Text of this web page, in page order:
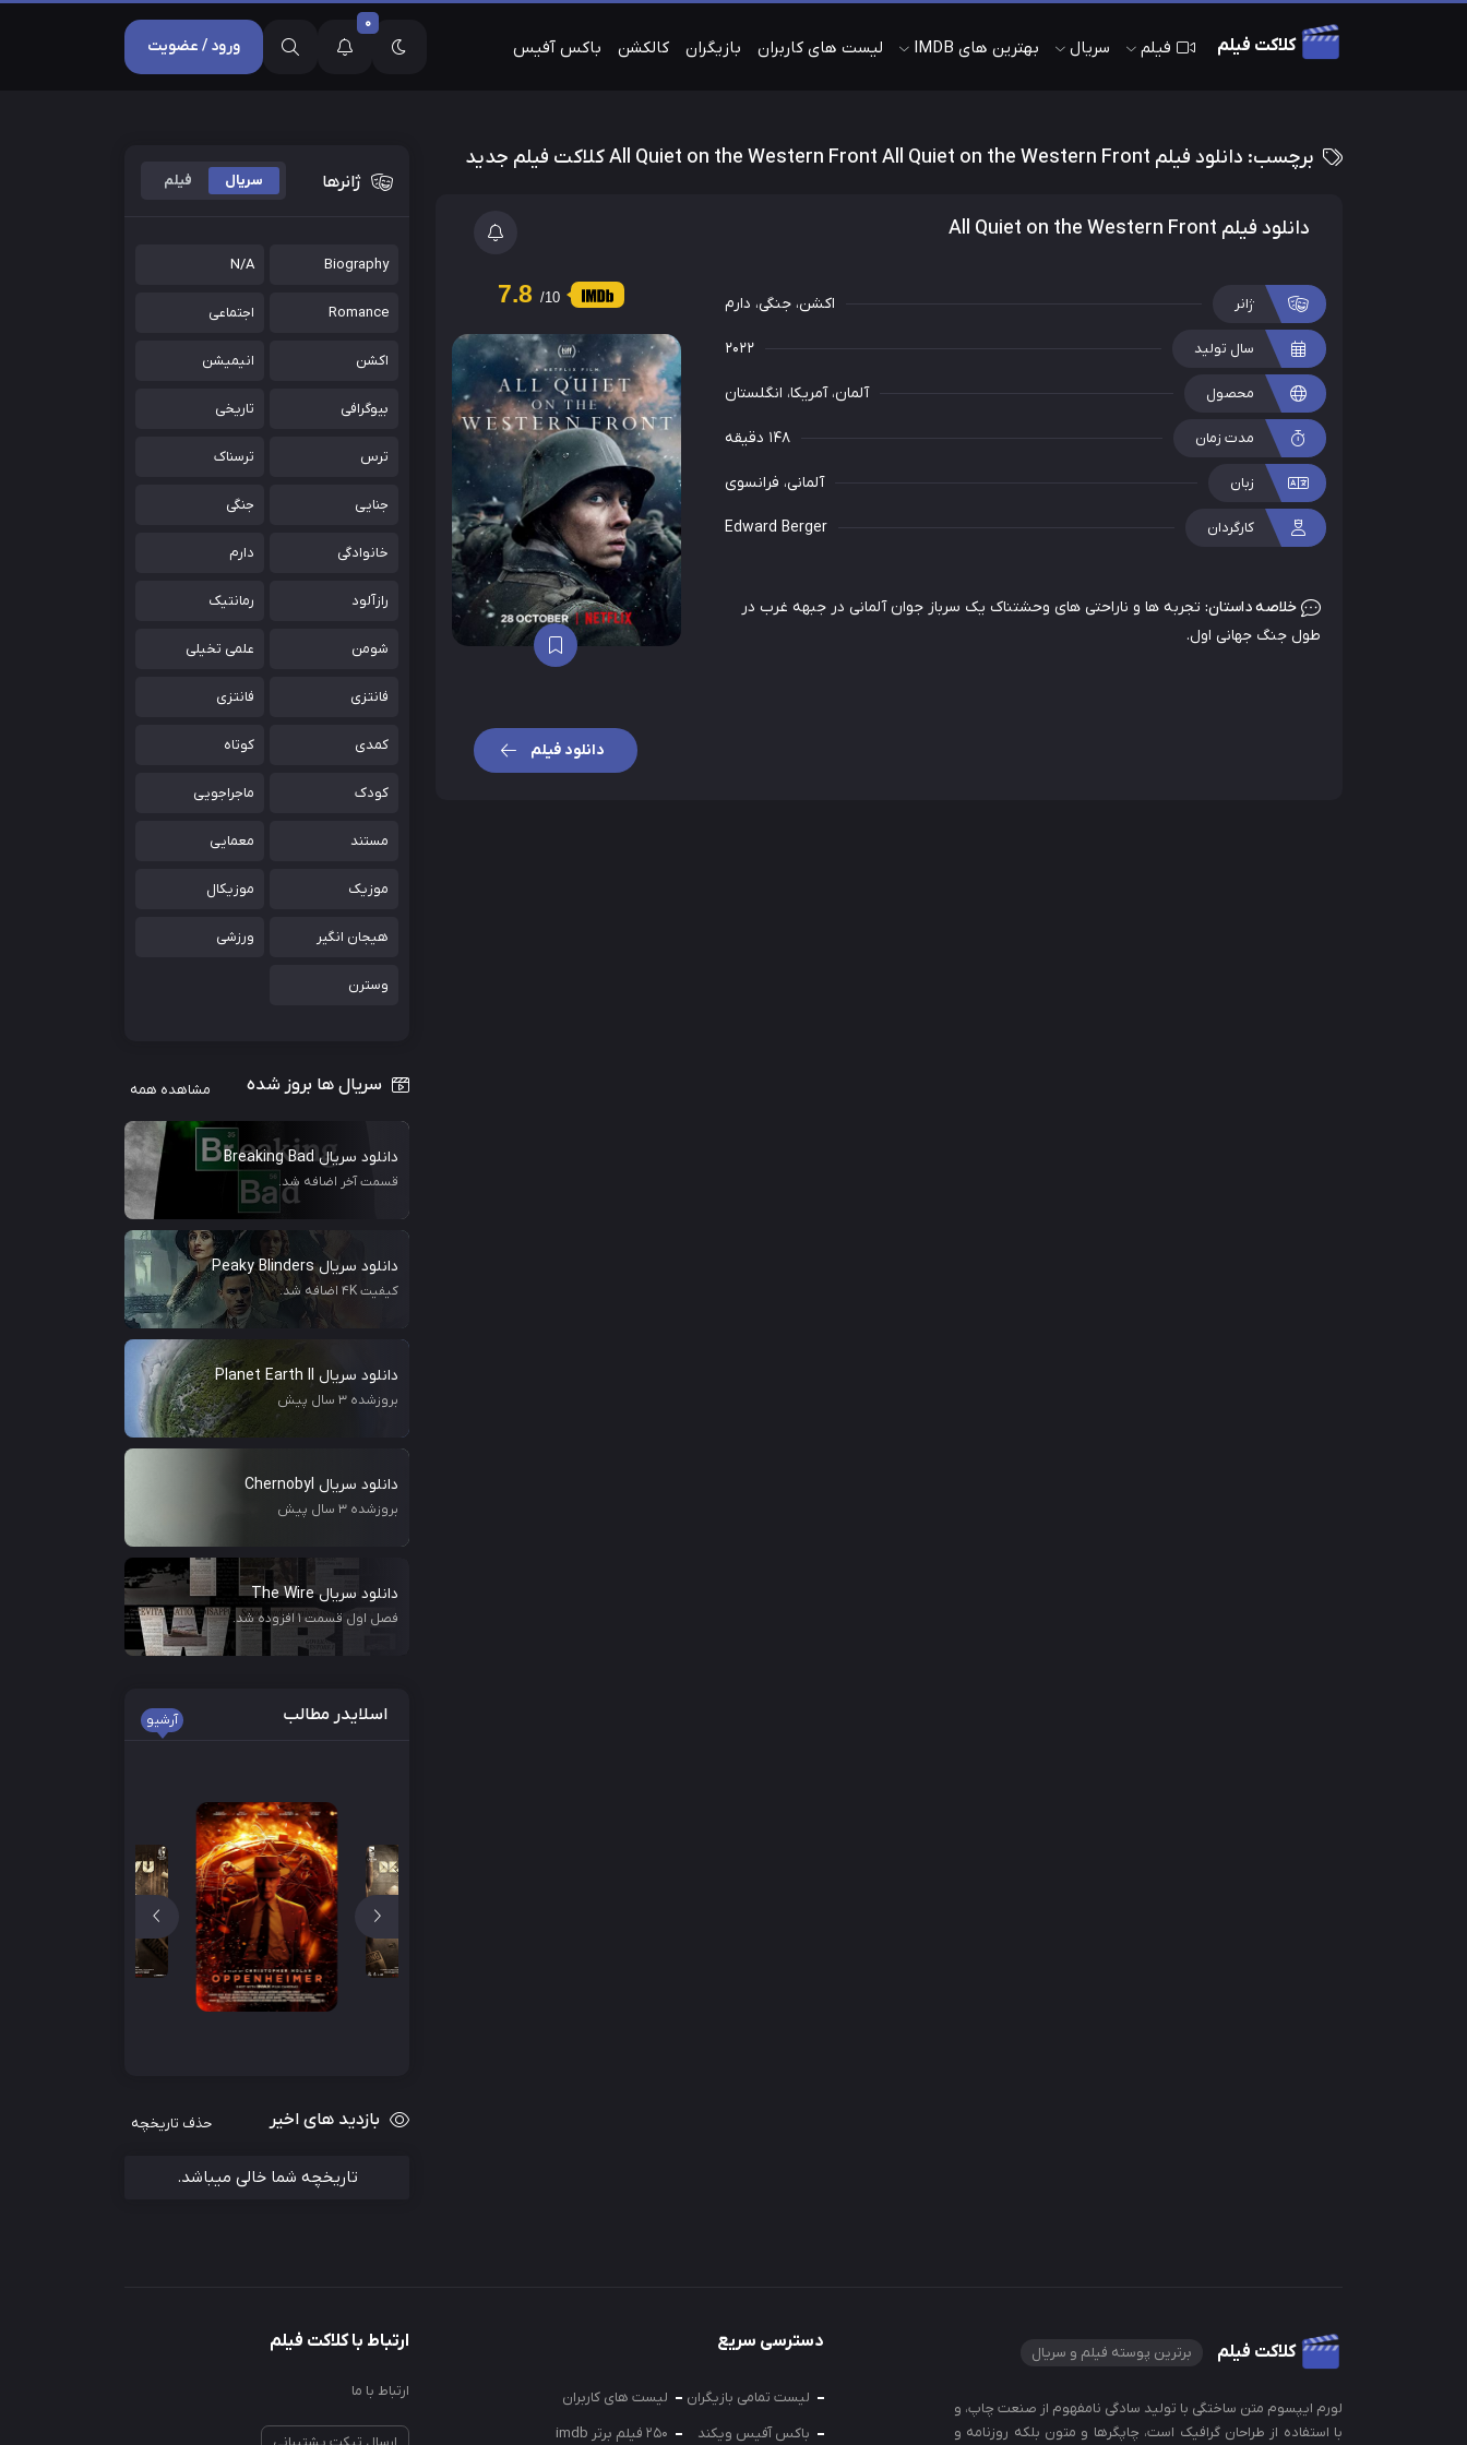
کلاکت فیلم فیلم سریال بهترین های IMDB لیست های کاربران بازیگران کالکشن باکس آفیس
0
ورود / عضویت
برچسب: دانلود فیلم All Quiet on the Western Front All Quiet on the Western Front کلاکت فیلم جدید
دانلود فیلم All Quiet on the Western Front
ژانر اکشن، جنگی، دارم
سال تولید 2022
محصول آلمان،آمریکا، انگلستان
مدت زمان 148 دقیقه
زبان آلمانی، فرانسوی
کارگردان Edward Berger
خلاصه داستان: تجربه ها و ناراحتی های وحشتناک یک سرباز جوان آلمانی در جبهه غرب در
طول جنگ جهانی اول.
7.8 /10
دانلود فیلم
ژانرها سریال فیلم
Biography
N/A
Romance اجتماعی
اکشن انیمیشن
بیوگرافی تاریخی
ترس ترسناک
جنایی جنگی
خانوادگی دارم
رازآلود رمانتیک
شومن علمی تخیلی
فانتزی فانتزی
کمدی کوتاه
کودک ماجراجویی
مستند معمایی
موزیک موزیکال
هیجان انگیر ورزشی
وسترن
سریال ها بروز شده مشاهده همه
دانلود سریال Breaking Bad
قسمت آخر اضافه شد.
دانلود سریال Peaky Blinders
کیفیت 4K اضافه شد.
دانلود سریال Planet Earth II
بروزشده 3 سال پیش
دانلود سریال Chernobyl
بروزشده 3 سال پیش
دانلود سریال The Wire
فصل اول قسمت ۱ افزوده شد.
اسلایدر مطالب آرشیو
بازدید های اخیر حذف تاریخچه
تاریخچه شما خالی میباشد.
کلاکت فیلم برترین پوسته فیلم و سریال
لورم ایپسوم متن ساختگی با تولید سادگی نامفهوم از صنعت چاپ، و
با استفاده از طراحان گرافیک است، چاپگرها و متون بلکه روزنامه و
دسترسی سریع
لیست تمامی بازیگران
لیست های کاربران
باکس آفیس ویکند
250 فیلم برتر imdb
ارتباط با کلاکت فیلم
ارتباط با ما